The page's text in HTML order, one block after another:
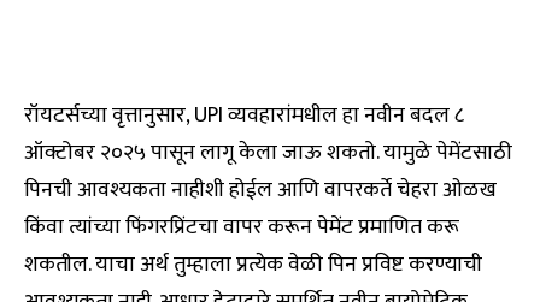
रॉयटर्सच्या वृत्तानुसार, UPI व्यवहारांमधील हा नवीन बदल ८
ऑक्टोबर २०२५ पासून लागू केला जाऊ शकतो. यामुळे पेमेंटसाठी
पिनची आवश्यकता नाहीशी होईल आणि वापरकर्ते चेहरा ओळख
किंवा त्यांच्या फिंगरप्रिंटचा वापर करून पेमेंट प्रमाणित करू
शकतील. याचा अर्थ तुम्हाला प्रत्येक वेळी पिन प्रविष्ट करण्याची